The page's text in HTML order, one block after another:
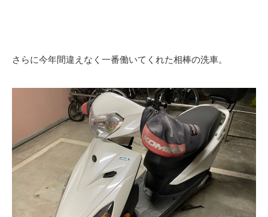
さらに今年間違えなく一番働いてくれた相棒の洗車。